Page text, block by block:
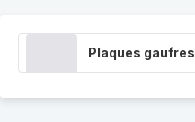
Plaques gaufres